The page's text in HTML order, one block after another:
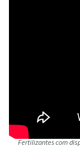
Fertilizantes com